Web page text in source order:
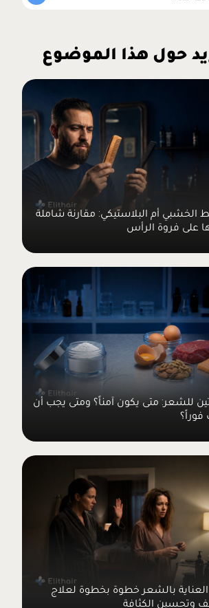
حول هذا الموضوع
الخشبي أم البلاستيكي: مقارنة شاملة
على فروة الرأس
للشعر: متى يكون آمناً؟ ومتى يجب أن
فوراً؟
العناية بالشعر خطوة بخطوة لعلاج
وتحسين الكثافة